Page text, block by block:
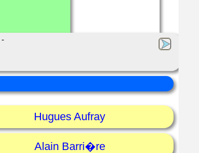
-
Hugues Aufray
Alain Barri�re